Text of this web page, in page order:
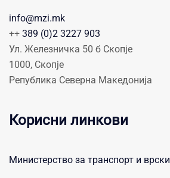
info@mzi.mk
++ 389 (0)2 3227 903
Ул. Железничка 50 б Скопје
1000, Скопје
Република Северна Македонија
Корисни линкови
Министерство за транспорт и врски